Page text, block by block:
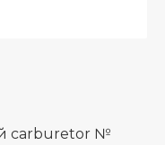
carburetor №